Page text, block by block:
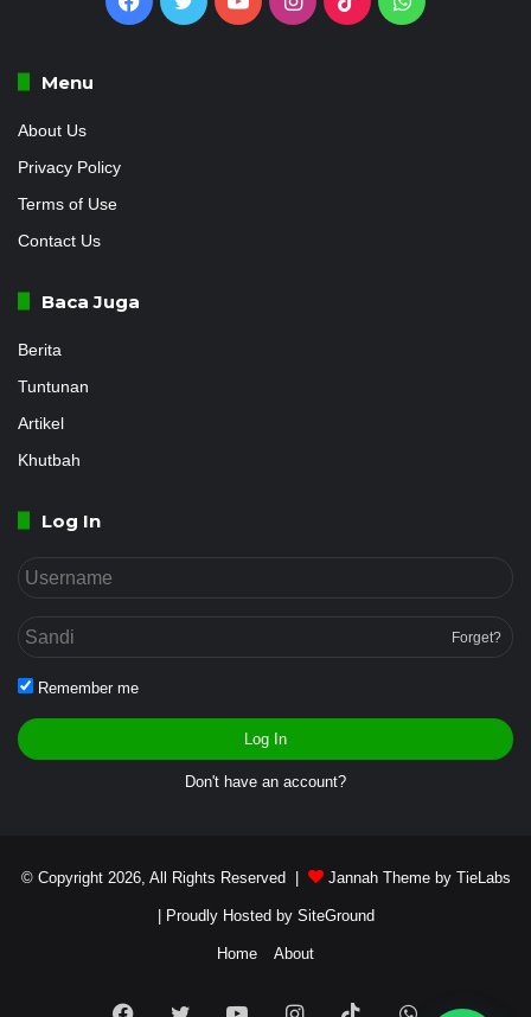
Menu
About Us
Privacy Policy
Terms of Use
Contact Us
Baca Juga
Berita
Tuntunan
Artikel
Khutbah
Log In
Forget?
Remember me
Log In
Don't have an account?
© Copyright 2026, All Rights Reserved | Jannah Theme by TieLabs
| Proudly Hosted by SiteGround
Home About